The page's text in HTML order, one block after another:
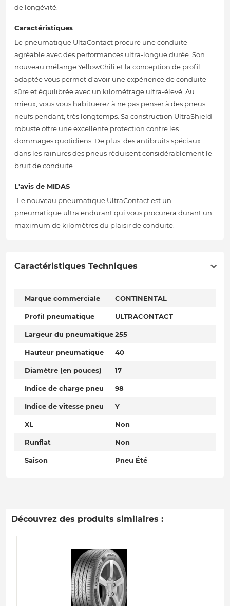
de longévité.
Caractéristiques
Le pneumatique UltaContact procure une conduite
agréable avec des performances ultra-longue durée. Son
nouveau mélange YellowChili et la conception de profil
adaptée vous permet d'avoir une expérience de conduite
sûre et équilibrée avec un kilométrage ultra-élevé. Au
mieux, vous vous habituerez à ne pas penser à des pneus
neufs pendant, très longtemps. Sa construction UltraShield
robuste offre une excellente protection contre les
dommages quotidiens. De plus, des antibruits spéciaux
dans les rainures des pneus réduisent considérablement le
bruit de conduite.
L'avis de MIDAS
-Le nouveau pneumatique UltraContact est un
pneumatique ultra endurant qui vous procurera durant un
maximum de kilomètres du plaisir de conduite.
Caractéristiques Techniques
Marque commerciale CONTINENTAL
Profil pneumatique ULTRACONTACT
Largeur du pneumatique255
Hauteur pneumatique 40
Diamètre (en pouces) 17
Indice de charge pneu 98
Indice de vitesse pneu Y
XL Non
Runflat Non
Saison Pneu Été
Découvrez des produits similaires :